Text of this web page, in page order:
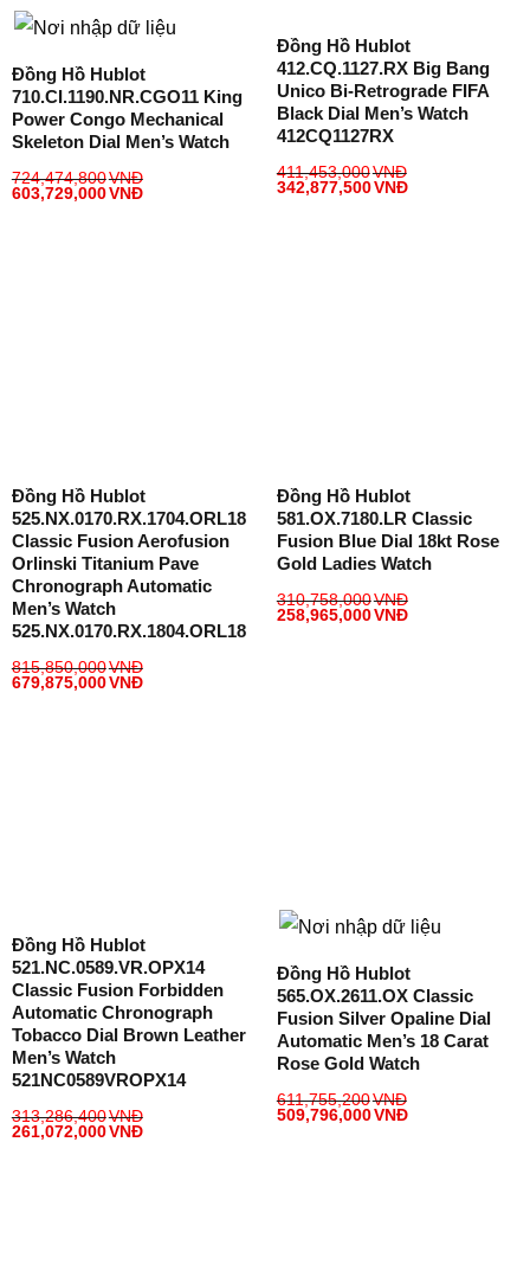
Đồng Hồ Hublot
710.CI.1190.NR.CGO11 King
Power Congo Mechanical
Skeleton Dial Men’s Watch
724,474,800VNĐ
603,729,000VNĐ
Đồng Hồ Hublot
412.CQ.1127.RX Big Bang
Unico Bi-Retrograde FIFA
Black Dial Men’s Watch
412CQ1127RX
411,453,000VNĐ
342,877,500VNĐ
Đồng Hồ Hublot
525.NX.0170.RX.1704.ORL18
Classic Fusion Aerofusion
Orlinski Titanium Pave
Chronograph Automatic
Men’s Watch
525.NX.0170.RX.1804.ORL18
815,850,000VNĐ
679,875,000VNĐ
Đồng Hồ Hublot
581.OX.7180.LR Classic
Fusion Blue Dial 18kt Rose
Gold Ladies Watch
310,758,000VNĐ
258,965,000VNĐ
Đồng Hồ Hublot
521.NC.0589.VR.OPX14
Classic Fusion Forbidden
Automatic Chronograph
Tobacco Dial Brown Leather
Men’s Watch
521NC0589VROPX14
313,286,400VNĐ
261,072,000VNĐ
Đồng Hồ Hublot
565.OX.2611.OX Classic
Fusion Silver Opaline Dial
Automatic Men’s 18 Carat
Rose Gold Watch
611,755,200VNĐ
509,796,000VNĐ